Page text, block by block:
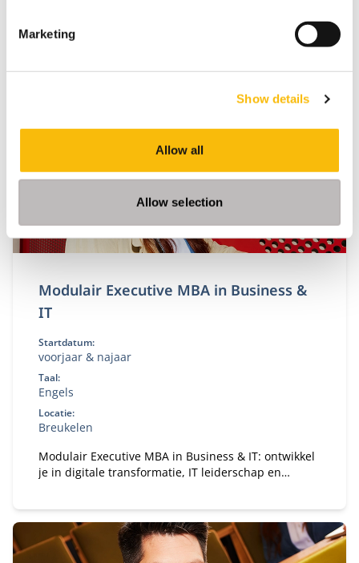
Marketing
Show details
Allow all
Allow selection
Ontwikkel je je kennis en competenties op het
Modulair Executive MBA in Business &
IT
Startdatum:
voorjaar & najaar
Taal:
Engels
Locatie:
Breukelen
Modulair Executive MBA in Business & IT: ontwikkel
je in digitale transformatie, IT leiderschap en